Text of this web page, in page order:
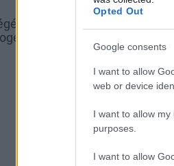
Opted Out
Google consents
I want to allow
web or device
I want to allow
purposes.
I want to allow
vettek őrizetbe
akcióban
ez a
Helyi